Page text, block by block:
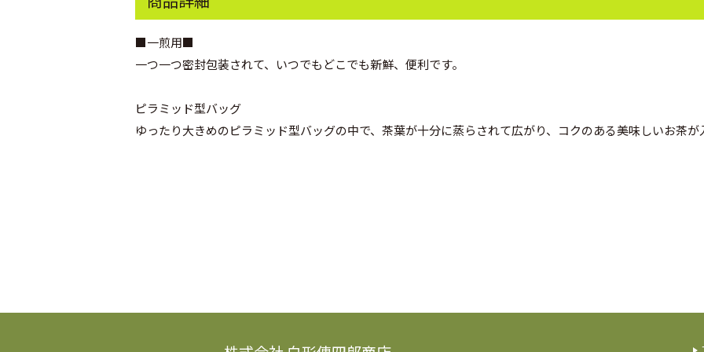
■一煎用■
一つ一つ密封包装されて、いつでもどこでも新鮮、便利です。
ピラミッド型バッグ
ゆったり大きめのピラミッド型バッグの中で、茶葉が十分に蒸らされて広がり、コクのある美味しいお茶が